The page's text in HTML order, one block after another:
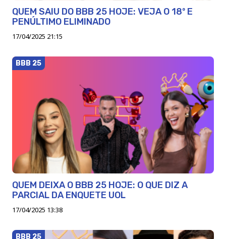
QUEM SAIU DO BBB 25 HOJE: VEJA O 18º E
PENÚLTIMO ELIMINADO
17/04/2025 21:15
BBB 25
QUEM DEIXA O BBB 25 HOJE: O QUE DIZ A
PARCIAL DA ENQUETE UOL
17/04/2025 13:38
BBB 25